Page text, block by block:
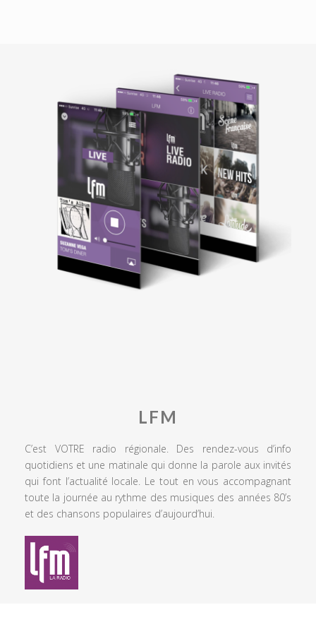
LFM
C’est VOTRE radio régionale. Des rendez-vous d’info
quotidiens et une matinale qui donne la parole aux invités
qui font l’actualité locale. Le tout en vous accompagnant
toute la journée au rythme des musiques des années 80’s
et des chansons populaires d’aujourd’hui.